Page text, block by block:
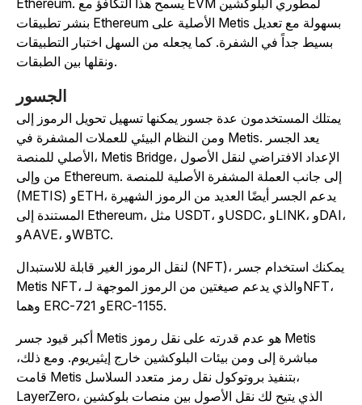
بنشر تطبيقات Ethereum الأصلية على Metis بسهولة مع تعديل
بسيط جداً في الشفرة. كما يجعله من السهل اختبار التطبيقات
الجسور
يمتلك المستخدمون عدة جسور يمكنها تسهيل تحويل الرموز إلى
ومن النظام البيئي للعملات المشفرة في Metis. يعد الجسر
الأصلي للمنصة، Metis Bridge، الإعداد الافتراضي لنقل الأصول
من وإلى Ethereum. إلى جانب العملة المشفرة الأصلية للمنصة
(METIS) وETH، يدعم الجسر أيضًا العديد من الرموز الشهيرة
المستندة إلى Ethereum، مثل USDT، وUSDC، وLINK، وDAI،
وAAVE، وWBTC.
لنقل الرموز الغير قابلة للاستبدال (NFT)، يمكنك استخدام جسر
Metis NFT، والذي يدعم صيغتين من الرموز الموجهة لـNFT،
وهما ERC-721 وERC-1155.
أكبر قيود جسر Metis هو عدم قدرته على نقل رموز Metis
مباشرة إلى ومن بيئات البلوكشين خارج إيثيريوم. ومع ذلك،
قامت Metis بتنفيذ بروتوكول نقل رمز متعدد السلاسل،
LayerZero، الذي يتيح لك نقل الأصول بين منصات بلوكشين